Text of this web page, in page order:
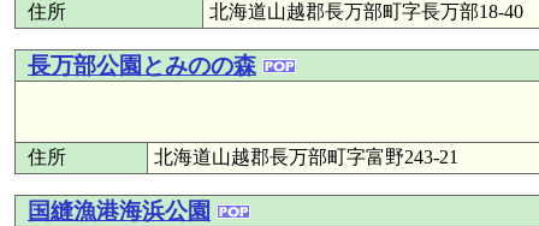
住所
北海道山越郡長万部町字長万部18-40
長万部公園とみのの森
住所 北海道山越郡長万部町字富野243-21
国縫漁港海浜公園